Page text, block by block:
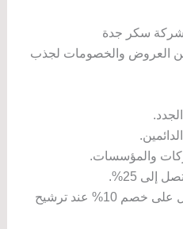
سكر جدة
من العروض والخصومات لجذب
والمؤسسات.
25%.
عرض الإحالة: احصل على خصم 10% عند ترشيح